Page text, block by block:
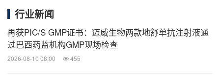
绿叶制药深度布局全球供应链体系，已在全球建有8
大生产基地，超过30条生产线，并建立了与国际接轨
的GMP质量管理和控制体系。公司现有30余个上市
产品，产品覆盖肿瘤、中枢神经、心血管、消化与代
行业新闻
再获PIC/S GMP证书：迈威生物两款地舒单抗注射液通
过巴西药监机构GMP现场检查
2026-08-10 08:00 455